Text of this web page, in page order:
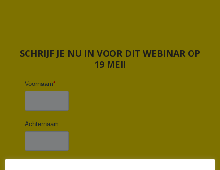
SCHRIJF JE NU IN VOOR DIT WEBINAR OP
19 MEI!